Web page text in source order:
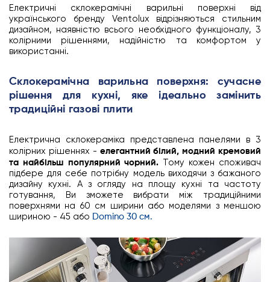
Електричні склокерамічні варильні поверхні від
українського бренду Ventolux відрізняються стильним
дизайном, наявністю всього необхідного функціоналу, 3
колірними рішеннями, надійністю та комфортом у
використанні.
Склокерамічна варильна поверхня: сучасне
рішення для кухні, яке ідеально замінить
традиційні газові плити
Електрична склокераміка представлена панелями в 3
колірних рішеннях - елегантний білий, модний кремовий
та найбільш популярний чорний. Тому кожен споживач
підбере для себе потрібну модель виходячи з бажаного
дизайну кухні. А з огляду на площу кухні та частоту
готування, Ви зможете вибрати між традиційними
поверхнями на 60 см ширини або моделями з меншою
шириною - 45 або Domino 30 см.